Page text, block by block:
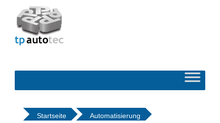
Startseite Automatisierung